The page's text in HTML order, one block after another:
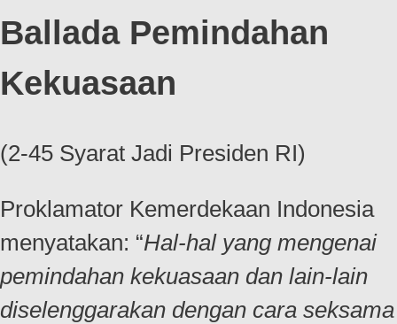
Ballada Pemindahan
Kekuasaan
(2-45 Syarat Jadi Presiden RI)
Proklamator Kemerdekaan Indonesia
menyatakan: “Hal-hal yang mengenai
pemindahan kekuasaan dan lain-lain
diselenggarakan dengan cara seksama